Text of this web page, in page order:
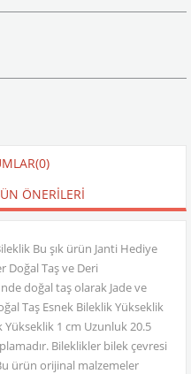
(0)
ÖNERILERI
Bu şık ürün Janti Hediye
Doğal Taş ve Deri
doğal taş olarak Jade ve
Taş Esnek Bileklik Yükseklik
1 cm Uzunluk 20.5
Bileklikler bilek çevresi
ürün orijinal malzemeler